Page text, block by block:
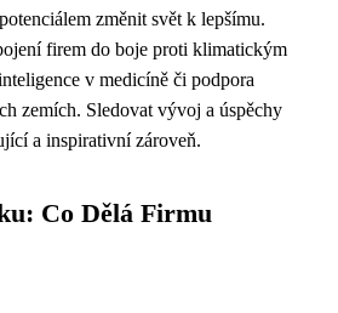
změnit svět k lepšímu.
firem do boje proti klimatickým
v medicíně či podpora
zemích. Sledovat vývoj a úspěchy
a inspirativní zároveň.
Co Dělá Firmu